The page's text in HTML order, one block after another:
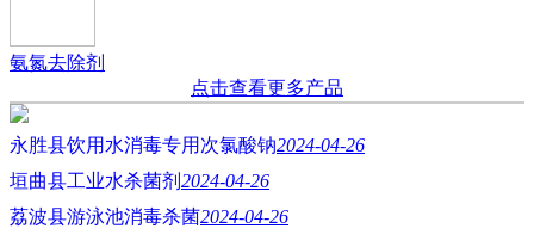
氨氮去除剂
点击查看更多产品
永胜县饮用水消毒专用次氯酸钠2024-04-26
垣曲县工业水杀菌剂 2024-04-26
荔波县游泳池消毒杀菌2024-04-26